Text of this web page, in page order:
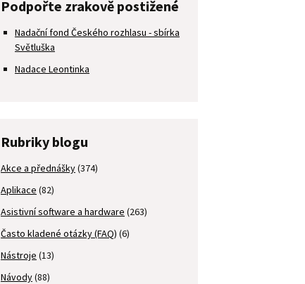
Podpořte zrakově postižené
Nadační fond Českého rozhlasu - sbírka
Světluška
Nadace Leontinka
Rubriky blogu
Akce a přednášky(374)
Aplikace (82)
Asistivní software a hardware (263)
Často kladené otázky (FAQ) (6)
Nástroje (13)
Návody(88)